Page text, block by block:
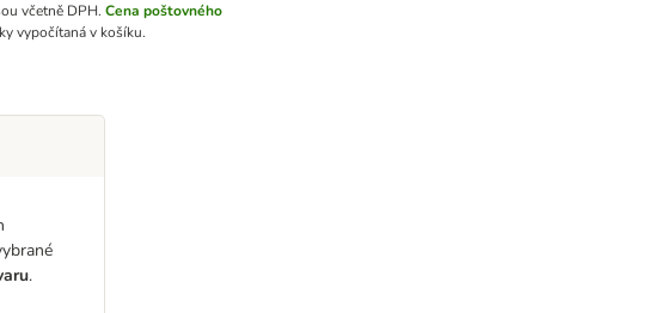
včetně DPH. Cena poštovného
vypočítaná v košíku.
.